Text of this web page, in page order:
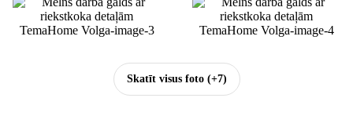
Skatīt visus foto(+7)